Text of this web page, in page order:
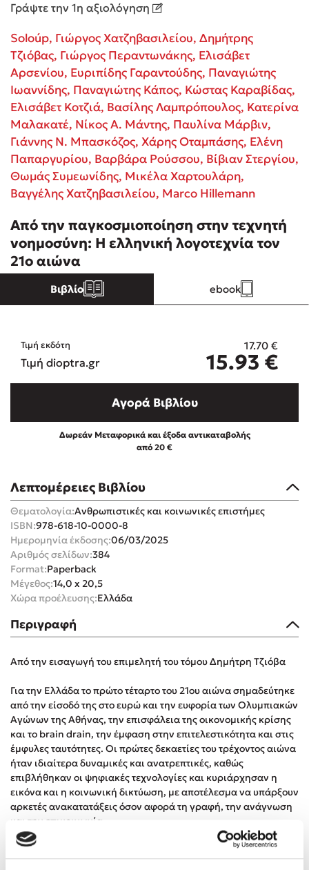
Το λιμάνι μου είσαι εσύ
Ιωάννης Γλωσσόπουλος
Ένας γίγαντας στο σχολείο
Πάνω, κάτω, μπροστά, πίσω
Η μέθοδος Αφήστε τους
Δημοφιλείς Συγγραφείς
Φυστίκι ΠουΚυλάει
Παύλος Καστανάς
El Sombrero
Στέφανος Ξενάκης
Sebastian Fitzek
Κατρίνα Τσάνταλη
Mimi Matthews
Benzamin Bécue
Rebecca Yarros
Teo Benedetti
Τζένη Κουτσοδημητροπούλου
Emily Henry
Ali Hazelwood
Cori Doerrfeld
Pierdomenico Baccalario
Δανάη Ιμπραχήμ
Γράψτε την 1η αξιολόγηση
Soloúp, Γιώργος Χατζηβασιλείου, Δημήτρης
Τζιόβας, Γιώργος Περαντωνάκης, Ελισάβετ
Αρσενίου, Ευριπίδης Γαραντούδης, Παναγιώτης
Ιωαννίδης, Παναγιώτης Κάπος, Κώστας Καραβίδας,
Ελισάβετ Κοτζιά, Βασίλης Λαμπρόπουλος, Κατερίνα
Μαλακατέ, Νίκος Α. Μάντης, Παυλίνα Μάρβιν,
Γιάννης Ν. Μπασκόζος, Χάρης Οταμπάσης, Ελένη
Παπαργυρίου, Βαρβάρα Ρούσσου, Βίβιαν Στεργίου,
Θωμάς Συμεωνίδης, Μικέλα Χαρτουλάρη,
Βαγγέλης Χατζηβασιλείου, Marco Hillemann
Από την παγκοσμιοποίηση στην τεχνητή
νοημοσύνη: Η ελληνική λογοτεχνία τον
21ο αιώνα
Βιβλίο ebook
Λεπτομέρειες Βιβλίου
Θεματολογία:Ανθρωπιστικές και κοινωνικές επιστήμες
ISBN:978-618-10-0000-8
Ημερομηνία έκδοσης:06/03/2025
Αριθμός σελίδων:384
Format:Paperback
Μέγεθος:14,0 x 20,5
Χώρα προέλευσης:Ελλάδα
Τιμή εκδότη 17.70 €
Τιμή dioptra.gr 15.93 €
Αγορά Βιβλίου
Δωρεάν Μεταφορικά και έξοδα αντικαταβολής
από 20 €
Περιγραφή
Από την εισαγωγή του επιμελητή του τόμου Δημήτρη Τζιόβα
Για την Ελλάδα το πρώτο τέταρτο του 21ου αιώνα σημαδεύτηκε
από την είσοδό της στο ευρώ και την ευφορία των Ολυμπιακών
Αγώνων της Αθήνας, την επισφάλεια της οικονομικής κρίσης
και το brain drain, την έμφαση στην επιτελεστικότητα και στις
έμφυλες ταυτότητες. Οι πρώτες δεκαετίες του τρέχοντος αιώνα
ήταν ιδιαίτερα δυναμικές και ανατρεπτικές, καθώς
επιβλήθηκαν οι ψηφιακές τεχνολογίες και κυριάρχησαν η
εικόνα και η κοινωνική δικτύωση, με αποτέλεσμα να υπάρξουν
αρκετές ανακατατάξεις όσον αφορά τη γραφή, την ανάγνωση
και την επικοινωνία.
Στόχος του βιβλίου είναι να χαρτογραφήσει τις τάσεις και τις